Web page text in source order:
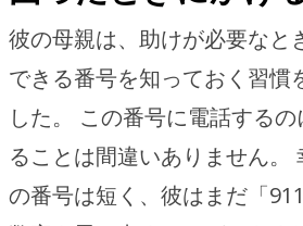
彼の母親は、助けが必要なと
できる番号を知っておく習慣
した。 この番号に電話する
ることは間違いありません。
の番号は短く、彼はまだ「